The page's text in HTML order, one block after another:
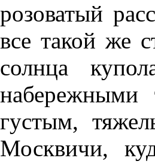
розоватый
все такой же
солнца
густым,
Москвичи,